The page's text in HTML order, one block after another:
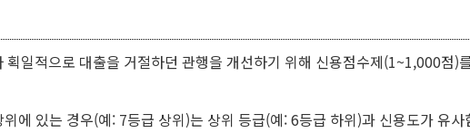
일적으로 대출을 거절하던 관행을 개선하기 위해 신용점수제(1~1,000점)
에 있는 경우(예: 7등급 상위)는 상위 등급(예: 6등급 하위)과 신용도가 유사